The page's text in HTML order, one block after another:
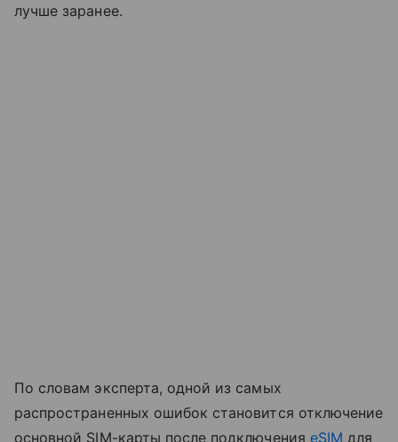
лучше заранее.
По словам эксперта, одной из самых
распространенных ошибок становится отключение
основной SIM-карты после подключения eSIM для